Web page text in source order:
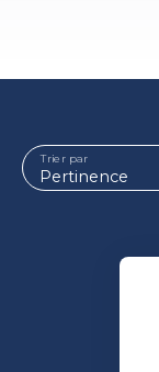
Pertinence
Trier par